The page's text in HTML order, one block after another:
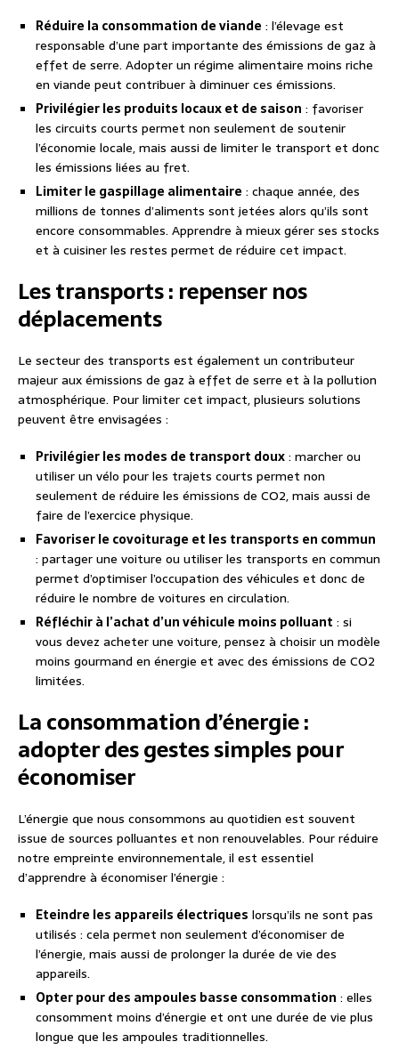
Réduire la consommation de viande : l’élevage est
responsable d’une part importante des émissions de gaz à
effet de serre. Adopter un régime alimentaire moins riche
en viande peut contribuer à diminuer ces émissions.
Privilégier les produits locaux et de saison : favoriser
les circuits courts permet non seulement de soutenir
l’économie locale, mais aussi de limiter le transport et donc
les émissions liées au fret.
Limiter le gaspillage alimentaire : chaque année, des
millions de tonnes d’aliments sont jetées alors qu’ils sont
encore consommables. Apprendre à mieux gérer ses stocks
et à cuisiner les restes permet de réduire cet impact.
Les transports : repenser nos
déplacements
Le secteur des transports est également un contributeur
majeur aux émissions de gaz à effet de serre et à la pollution
atmosphérique. Pour limiter cet impact, plusieurs solutions
peuvent être envisagées :
Privilégier les modes de transport doux: marcher ou
utiliser un vélo pour les trajets courts permet non
seulement de réduire les émissions de CO2, mais aussi de
faire de l’exercice physique.
Favoriser le covoiturage et les transports en commun
: partager une voiture ou utiliser les transports en commun
permet d’optimiser l’occupation des véhicules et donc de
réduire le nombre de voitures en circulation.
Réfléchir à l’achat d’un véhicule moins polluant : si
vous devez acheter une voiture, pensez à choisir un modèle
moins gourmand en énergie et avec des émissions de CO2
limitées.
La consommation d’énergie :
adopter des gestes simples pour
économiser
L’énergie que nous consommons au quotidien est souvent
issue de sources polluantes et non renouvelables. Pour réduire
notre empreinte environnementale, il est essentiel
d’apprendre à économiser l’énergie :
Eteindre les appareils électriques lorsqu’ils ne sont pas
utilisés : cela permet non seulement d’économiser de
l’énergie, mais aussi de prolonger la durée de vie des
appareils.
Opter pour des ampoules basse consommation : elles
consomment moins d’énergie et ont une durée de vie plus
longue que les ampoules traditionnelles.